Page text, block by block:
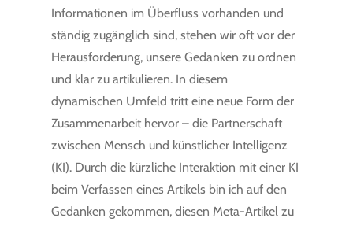
Informationen im Überfluss vorhanden und
ständig zugänglich sind, stehen wir oft vor der
Herausforderung, unsere Gedanken zu ordnen
und klar zu artikulieren. In diesem
dynamischen Umfeld tritt eine neue Form der
Zusammenarbeit hervor – die Partnerschaft
zwischen Mensch und künstlicher Intelligenz
(KI). Durch die kürzliche Interaktion mit einer KI
beim Verfassen eines Artikels bin ich auf den
Gedanken gekommen, diesen Meta-Artikel zu